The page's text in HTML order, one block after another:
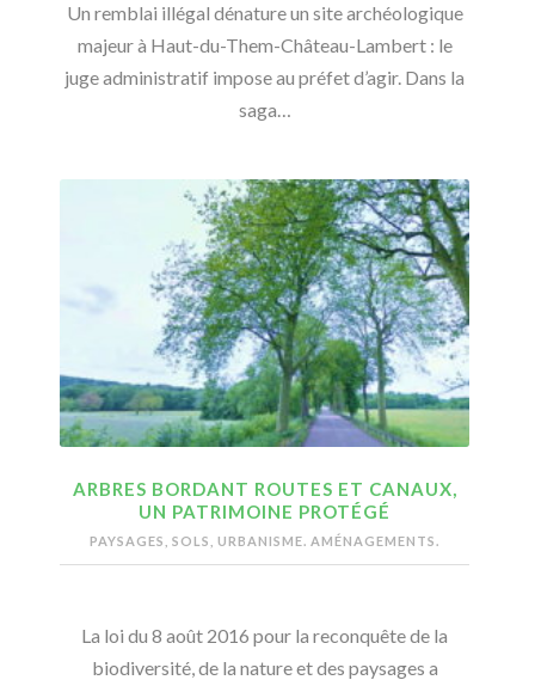
Un remblai illégal dénature un site archéologique
majeur à Haut-du-Them-Château-Lambert : le
juge administratif impose au préfet d’agir. Dans la
saga…
ARBRES BORDANT ROUTES ET CANAUX,
UN PATRIMOINE PROTÉGÉ
PAYSAGES, SOLS, URBANISME. AMÉNAGEMENTS.
La loi du 8 août 2016 pour la reconquête de la
biodiversité, de la nature et des paysages a